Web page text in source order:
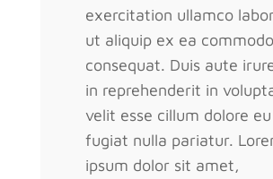
exercitation ullamco
ut aliquip ex ea commodo
consequat. Duis aute
in reprehenderit in
velit esse cillum dolore eu
fugiat nulla pariatur.
ipsum dolor sit amet,